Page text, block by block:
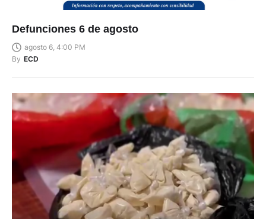
Defunciones 6 de agosto
agosto 6, 4:00 PM
By ECD